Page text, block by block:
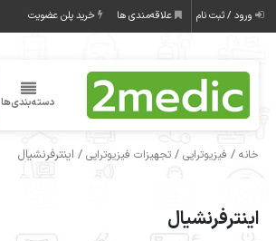
ورود / ثبت نام علاقه‌مندی ها خرید پلن عضویت
دسته‌بندی‌ها
خانه / فیزیوتراپی /تجهیزات فیزیوتراپی / اینترفرنشیال
اینترفرنشیال